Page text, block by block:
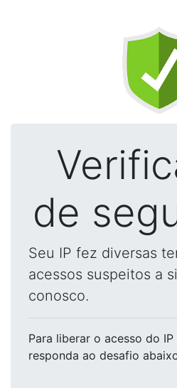
de
Seu IP fez diversas
acessos suspeitos a
conosco.
Para liberar o acesso do IP
responda ao desafio